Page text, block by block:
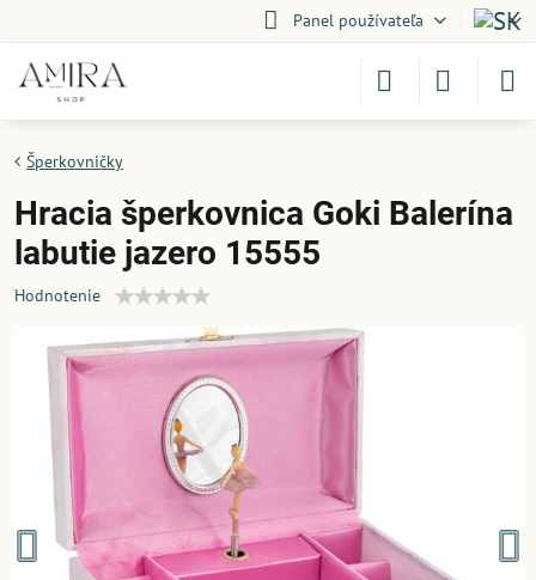
Panel používateľa
Šperkovničky
Hracia šperkovnica Goki Balerína
labutie jazero 15555
Hodnotenie